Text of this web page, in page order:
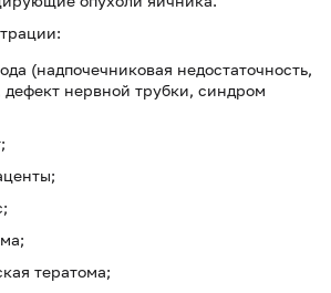
(надпочечниковая недостаточность,
нервной трубки, синдром
тератома;